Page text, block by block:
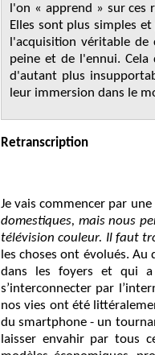
l'on « apprend » sur ces
Elles sont plus simples
l'acquisition véritable
peine et de l'ennui.
d'autant plus
leur immersion dans le
Retranscription
Je vais commencer par
domestiques, mais nous
télévision couleur. Il faut
les choses ont évolués.
dans les foyers et qui
s’interconnecter par
nos vies ont été
du smartphone - un
laisser envahir par tous